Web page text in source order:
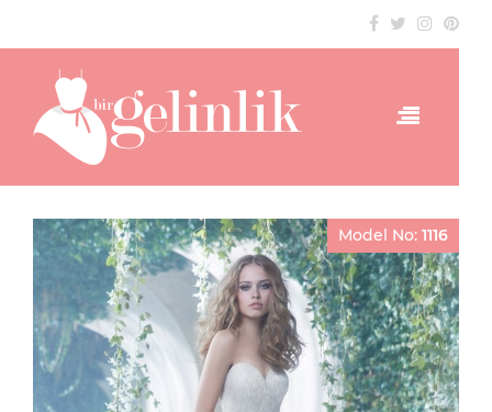
Model No: 1116